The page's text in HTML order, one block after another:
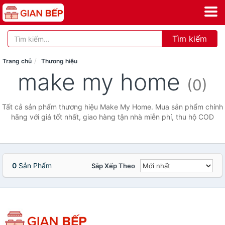
Tìm kiếm
Trang chủ Thương hiệu
make my home (0)
Tất cả sản phẩm thương hiệu Make My Home. Mua sản phẩm chính
hãng với giá tốt nhất, giao hàng tận nhà miễn phí, thu hộ COD
0 Sản Phẩm Sắp Xếp Theo